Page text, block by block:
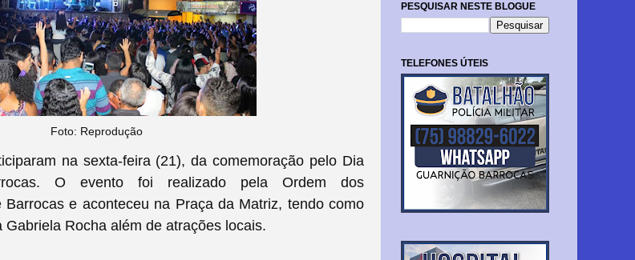
Foto: Reprodução
na sexta-feira (21), da comemoração pelo Dia
O evento foi realizado pela Ordem dos
Barrocas e aconteceu na Praça da Matriz, tendo como
Rocha além de atrações locais.
PESQUISAR NESTE BLOGUE
TELEFONES ÚTEIS